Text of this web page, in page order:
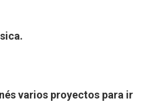
varios proyectos para ir